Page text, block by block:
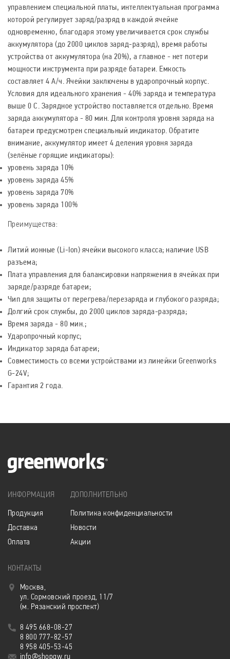
управлением специальной платы, интеллектуальная программа
которой регулирует заряд/разряд в каждой ячейке
одновременно, благодаря этому увеличивается срок службы
аккумулятора (до 2000 циклов заряд-разряд), время работы
устройства от аккумулятора (на 20%), а главное - нет потери
мощности инструмента при разряде батареи. Емкость
составляет 4 А/ч. Ячейки заключены в ударопрочный корпус.
Условия для идеального хранения - 40% заряда и температура
выше 0 С. Зарядное устройство поставляется отдельно. Время
заряда аккумулятора - 80 мин. Для контроля уровня заряда на
батареи предусмотрен специальный индикатор. Обратите
внимание, аккумулятор имеет 4 деления уровня заряда
(зелёные горящие индикаторы):
уровень заряда 10%
уровень заряда 45%
уровень заряда 70%
уровень заряда 100%
Преимущества:
Литий ионные (Li-Ion) ячейки высокого класса; наличие USB
разъема;
Плата управления для балансировки напряжения в ячейках при
заряде/разряде батареи;
Чип для защиты от перегрева/перезаряда и глубокого разряда;
Долгий срок службы, до 2000 циклов заряда-разряда;
Время заряда - 80 мин.;
Ударопрочный корпус;
Индикатор заряда батареи;
Совместимость со всеми устройствами из линейки Greenworks
G-24V;
Гарантия 2 года.
ИНФОРМАЦИЯ
Продукция
Доставка
Оплата
ДОПОЛНИТЕЛЬНО
Политика конфиденциальности
Новости
Акции
КОНТАКТЫ
Москва,
ул. Сормовский проезд, 11/7
(м. Рязанский проспект)
8 495 668-08-27
8 800 777-82-57
8 958 405-53-45
info@shopgw.ru